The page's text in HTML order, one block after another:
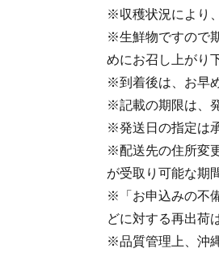
※収穫状況により
※生鮮物ですので
めにお召し上がり
※到着後は、お早
※記載の期限は、
※発送日の指定は
※配送先の住所変
が受取り可能な期
※「お申込みの不
どに対する再出荷
※品質管理上、沖